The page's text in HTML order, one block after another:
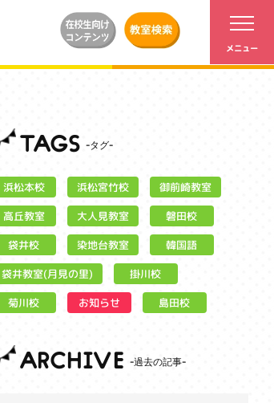
TAGS
浜松本校 浜松宮竹校 御前崎教室
高丘教室 大人見教室
磐田校
袋井校
染地台教室 韓国語
袋井教室(月見の里)
掛川校
菊川校
お知らせ 島田校
ARCHIVE